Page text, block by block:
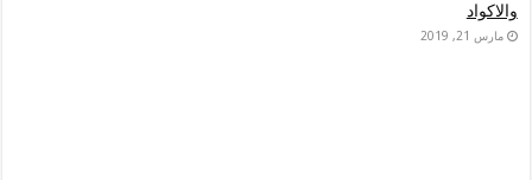
والاكواد
مارس 21, 2019